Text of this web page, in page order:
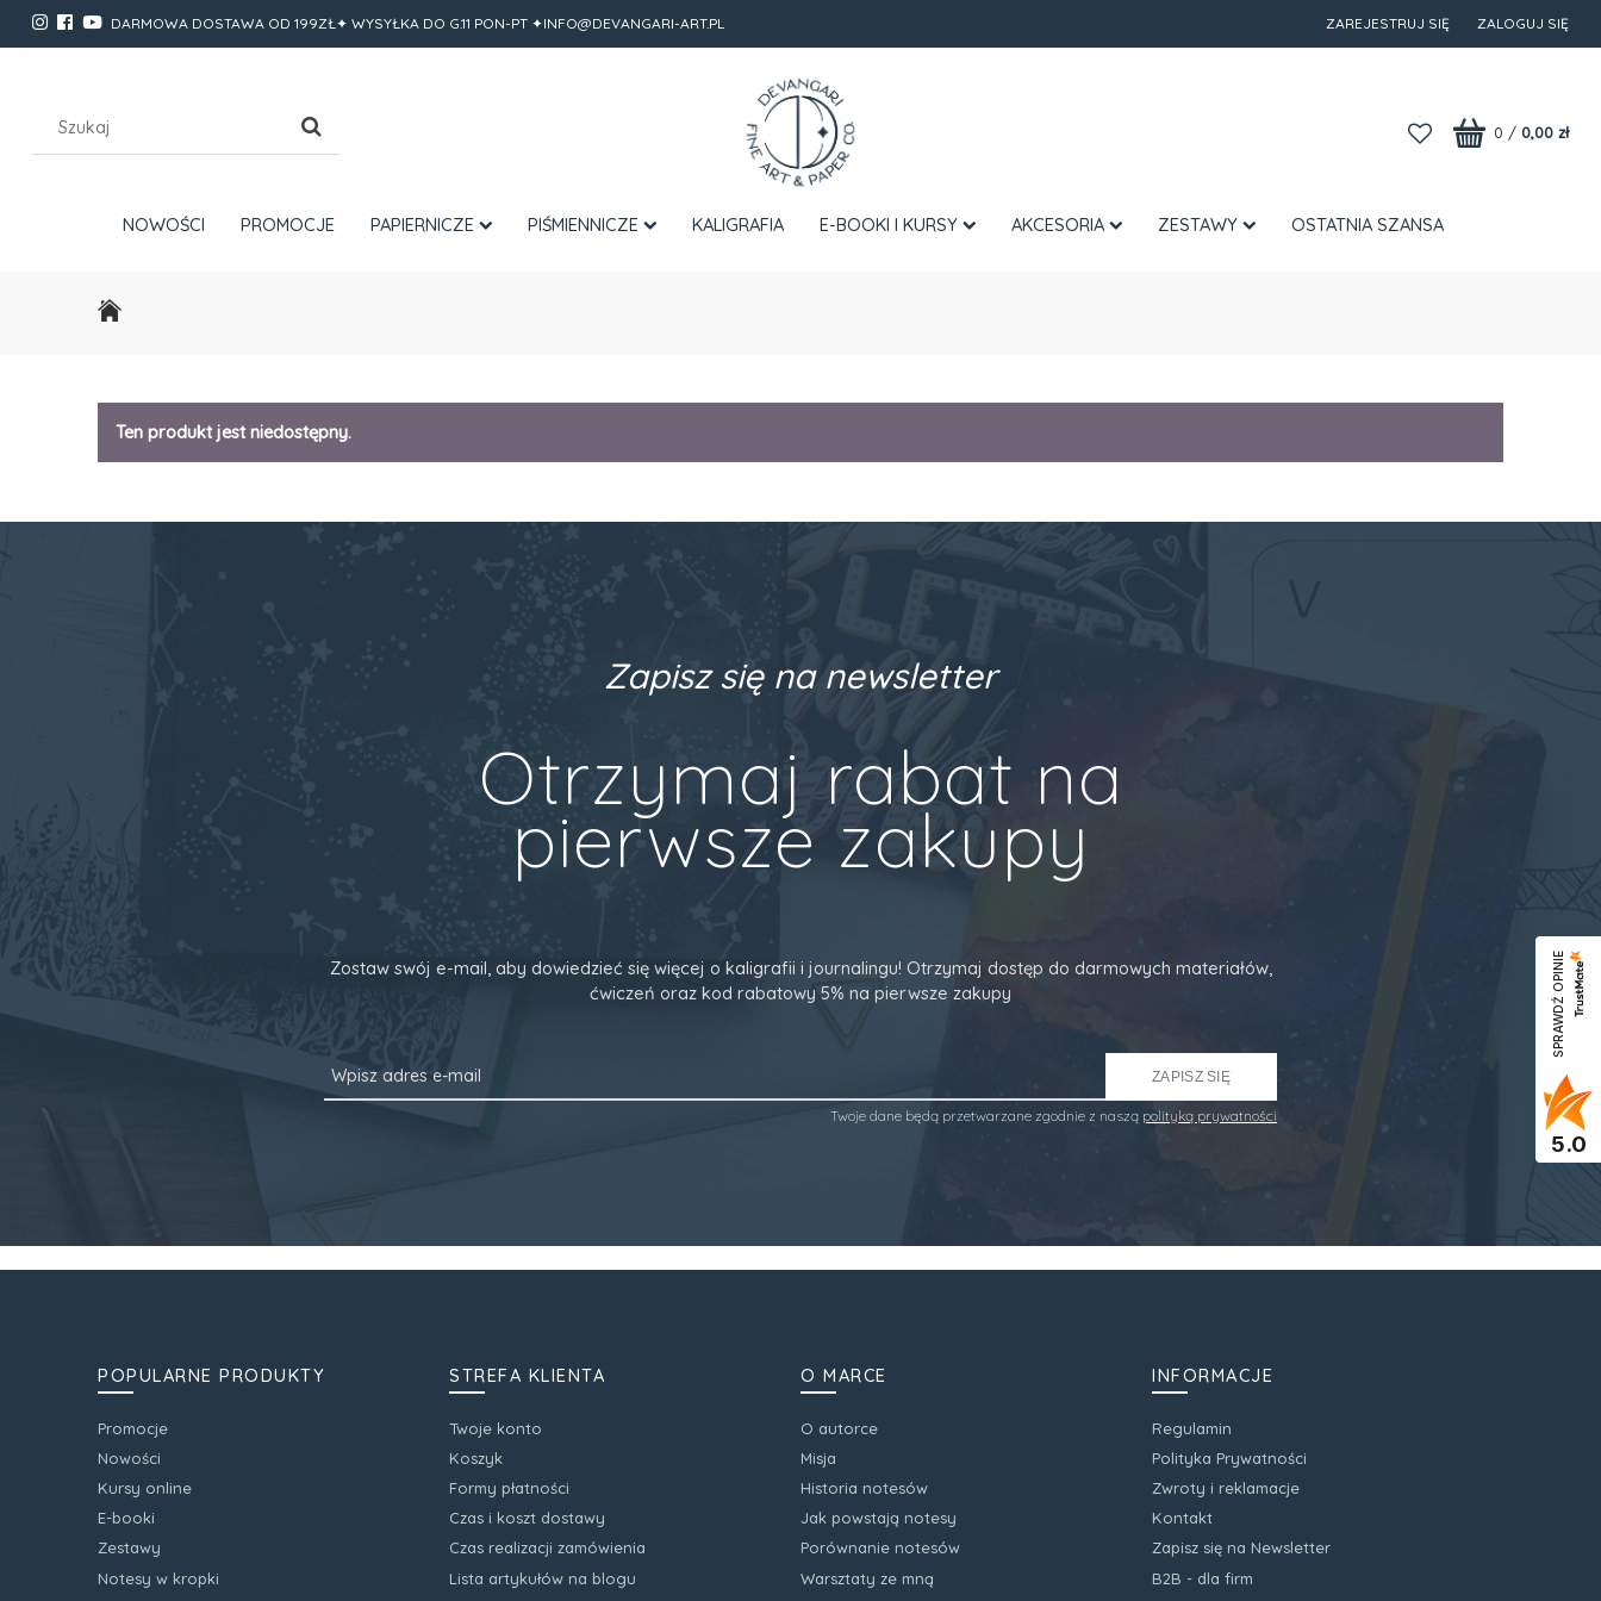
DARMOWA DOSTAWA OD 199ZŁ✦ WYSYŁKA DO G.11 PON-PT ✦INFO@DEVANGARI-ART.PL ZAREJESTRUJ SIĘ ZALOGUJ SIĘ
0 / 0,00 zł
NOWOŚCI PROMOCJE PAPIERNICZE PIŚMIENNICZE KALIGRAFIA E-BOOKI I KURSY AKCESORIA ZESTAWY OSTATNIA SZANSA
Ten produkt jest niedostępny.
Zapisz się na newsletter
Otrzymaj rabat na
pierwsze zakupy
Zostaw swój e-mail, aby dowiedzieć się więcej o kaligrafii i journalingu! Otrzymaj dostęp do darmowych materiałów,
ćwiczeń oraz kod rabatowy 5% na pierwsze zakupy
ZAPISZ SIĘ
Twoje dane będą przetwarzane zgodnie z naszą polityką prywatności
POPULARNE PRODUKTY
Promocje
Nowości
Kursy online
E-booki
Zestawy
Notesy w kropki
STREFA KLIENTA
Twoje konto
Koszyk
Formy płatności
Czas i koszt dostawy
Czas realizacji zamówienia
Lista artykułów na blogu
O MARCE
O autorce
Misja
Historia notesów
Jak powstają notesy
Porównanie notesów
Warsztaty ze mną
INFORMACJE
Regulamin
Polityka Prywatności
Zwroty i reklamacje
Kontakt
Zapisz się na Newsletter
B2B - dla firm
SPRAWDŹ OPINIE
5.0